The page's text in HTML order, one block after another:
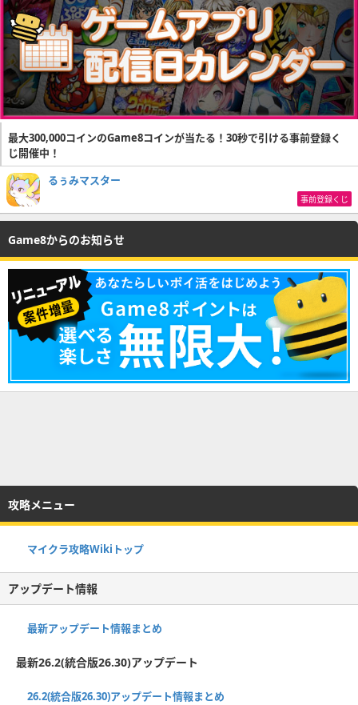
最大300,000コインのGame8コインが当たる！30秒で引ける事前登録く
じ開催中！
るぅみマスター
事前登録くじ
Game8からのお知らせ
攻略メニュー
マイクラ攻略Wikiトップ
アップデート情報
最新アップデート情報まとめ
最新26.2(統合版26.30)アップデート
26.2(統合版26.30)アップデート情報まとめ